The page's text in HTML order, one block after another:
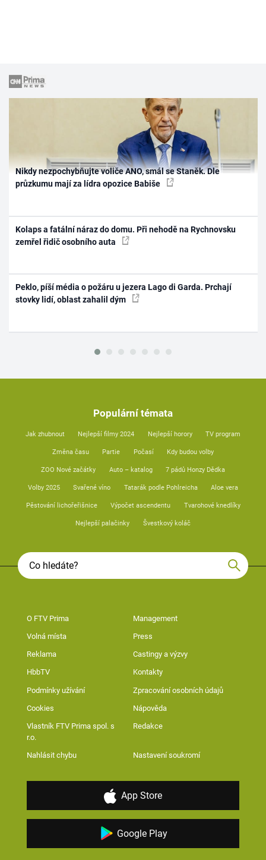
Nikdy nezpochybňujte voliče ANO, smál se Staněk. Dle
průzkumu mají za lídra opozice Babiše
Kolaps a fatální náraz do domu. Při nehodě na Rychnovsku
zemřel řidič osobního auta
Peklo, píší média o požáru u jezera Lago di Garda. Prchají
stovky lidí, oblast zahalil dým
Populární témata
Jak zhubnout Nejlepší filmy 2024 Nejlepší horory TV program
Změna času Partie Počasí Kdy budou volby
ZOO Nové začátky Auto – katalog 7 pádů Honzy Dědka
Volby 2025 Svařené víno Tatarák podle Pohlreicha Aloe vera
Pěstování lichořeřišnice Výpočet ascendentu Tvarohové knedlíky
Nejlepší palačinky Švestkový koláč
O FTV Prima Management
Volná místa Press
Reklama Castingy a výzvy
HbbTV Kontakty
Podmínky užívání Zpracování osobních údajů
Cookies Nápověda
Vlastník FTV Prima spol. s
r.o.
Redakce
Nahlásit chybu Nastavení soukromí
App Store
Google Play